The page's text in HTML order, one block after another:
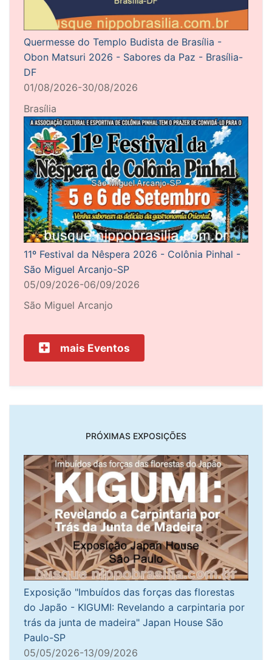
Quermesse do Templo Budista de Brasília -
Obon Matsuri 2026 - Sabores da Paz - Brasília-
DF
01/08/2026-30/08/2026
Brasília
11º Festival da Nêspera 2026 - Colônia Pinhal -
São Miguel Arcanjo-SP
05/09/2026-06/09/2026
São Miguel Arcanjo
mais Eventos
PRÓXIMAS EXPOSIÇÕES
Exposição "Imbuídos das forças das florestas
do Japão - KIGUMI: Revelando a carpintaria por
trás da junta de madeira" Japan House São
Paulo-SP
05/05/2026-13/09/2026